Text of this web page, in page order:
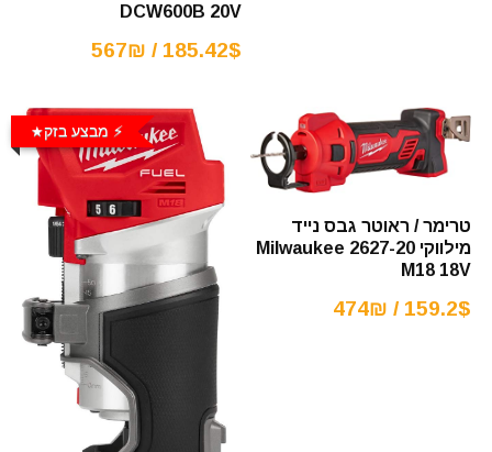
DCW600B 20V
185.42$ / 567₪
טרימר / ראוטר גבס נייד
מילווקי Milwaukee 2627-20
M18 18V
159.2$ / 474₪
⚡️ מבצע בזק